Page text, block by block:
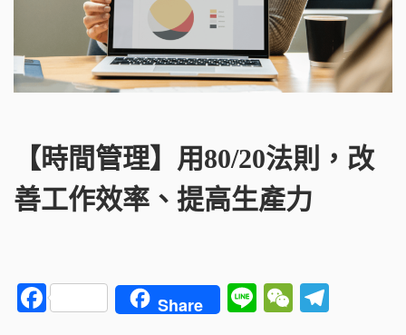
【時間管理】用80/20法則，改
善工作效率、提高生產力
F
Share
Li W